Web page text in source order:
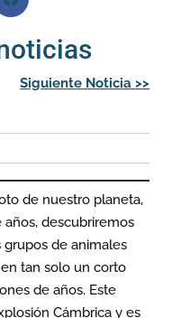
Siguiente Noticia >>
de nuestro planeta,
descubriremos
de animales
tan solo un corto
de años. Este
Cámbrica y es